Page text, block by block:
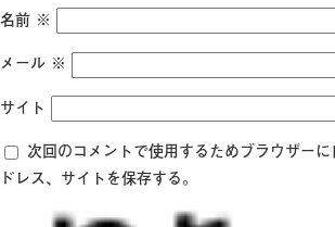
名前 ※
メール ※
サイト
次回のコメントで使用するためブラウザー
ドレス、サイトを保存する。